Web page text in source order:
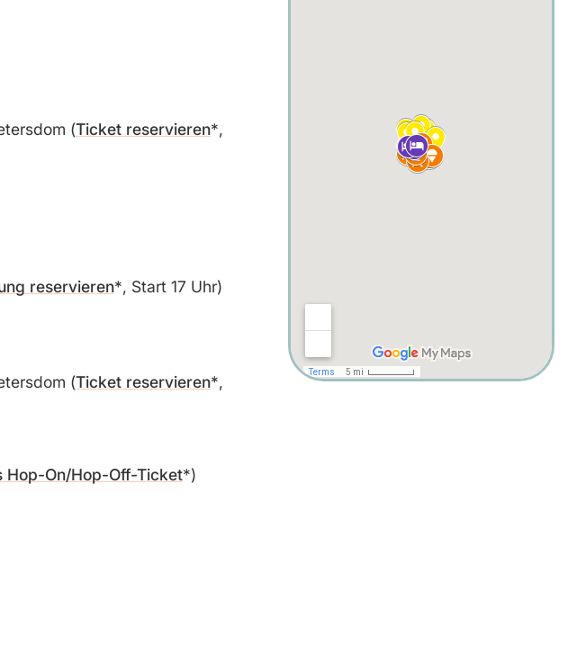
(Ticket reservieren ,
reservieren , Start 17 Uhr)
(Ticket reservieren ,
Hop-On/Hop-Off-Ticket )